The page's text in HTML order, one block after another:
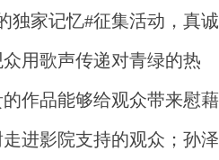
独家记忆#征集活动，真诚
用歌声传递对青绿的热
作品能够给观众带来慰藉
进影院支持的观众；孙泽